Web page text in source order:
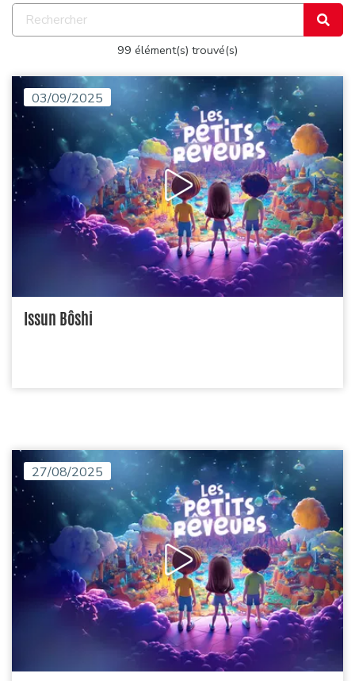
99 élément(s) trouvé(s)
03/09/2025
Issun Bôshi
27/08/2025